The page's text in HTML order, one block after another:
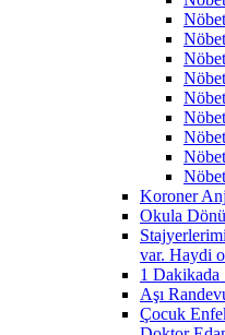
Koroner
Okula
var. Haydi
1 Dakikada
Aşı
Çocuk